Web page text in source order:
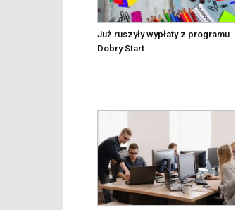
Już ruszyły wypłaty z programu
Dobry Start